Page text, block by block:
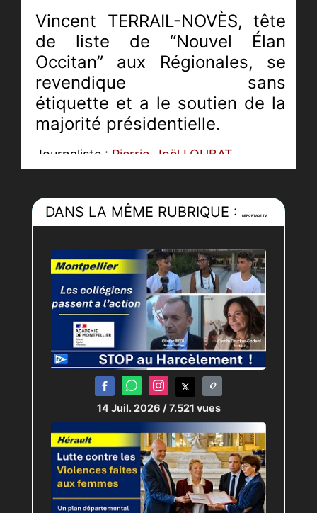
Vincent TERRAIL-NOVÈS, tête
de liste de “Nouvel Élan
Occitan” aux Régionales, se
revendique sans
étiquette et a le soutien de la
majorité présidentielle.
Journaliste : Pierric-Joël LOUBAT
DANS LA MÊME RUBRIQUE :REPORTAGE TV
14 Juil. 2026 / 7.521 vues